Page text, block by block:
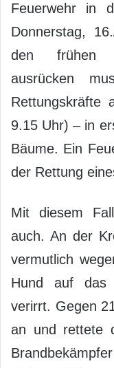
Feuerwehr in
Donnerstag,
den frühen
ausrücken
Rettungskräfte
9.15 Uhr) – in
Bäume. Ein
der Rettung
Mit diesem
auch. An der
vermutlich
Hund auf das
verirrt. Gegen
an und rettete